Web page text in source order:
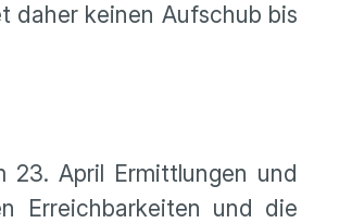
daher keinen Aufschub bis
23. April Ermittlungen und
Erreichbarkeiten und die